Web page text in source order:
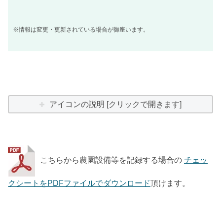
※情報は変更・更新されている場合が御座います。
アイコンの説明 [クリックで開きます]
こちらから農園設備等を記録する場合の チェッ
クシートをPDFファイルでダウンロード頂けます。